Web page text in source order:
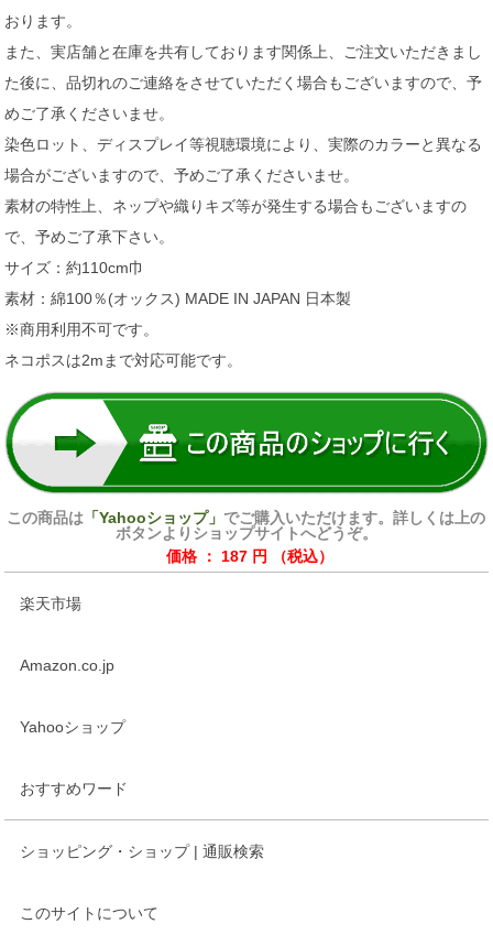
おります。
また、実店舗と在庫を共有しております関係上、ご注文いただきまし
た後に、品切れのご連絡をさせていただく場合もございますので、予
めご了承くださいませ。
染色ロット、ディスプレイ等視聴環境により、実際のカラーと異なる
場合がございますので、予めご了承くださいませ。
素材の特性上、ネップや織りキズ等が発生する場合もございますの
で、予めご了承下さい。
サイズ：約110cm巾
素材：綿100％(オックス) MADE IN JAPAN 日本製
※商用利用不可です。
ネコポスは2mまで対応可能です。
この商品は 「Yahooショップ」でご購入いただけます。詳しくは上の
ボタンよりショップサイトへどうぞ。
価格 ： 187 円 （税込）
楽天市場
Amazon.co.jp
Yahooショップ
おすすめワード
ショッピング・ショップ | 通販検索
このサイトについて